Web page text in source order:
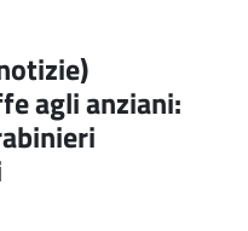
agli anziani: